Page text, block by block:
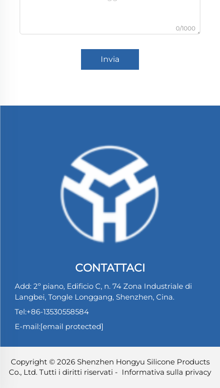
0/1000
Invia
CONTATTACI
Add: 2º piano, Edificio C, n. 74 Zona Industriale di
Langbei, Tongle Longgang, Shenzhen, Cina.
Tel:+86-13530558584
E-mail:[email protected]
Copyright © 2026 Shenzhen Hongyu Silicone Products
Co., Ltd. Tutti i diritti riservati - Informativa sulla privacy